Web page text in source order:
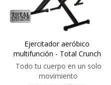
Ejercitador aeróbico
multifunción - Total Crunch
Todo tu cuerpo en un solo
movimiento